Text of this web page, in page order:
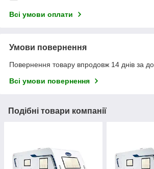
Всі умови оплати
Умови повернення
Повернення товару впродовж 14 днів за
Всі умови повернення
Подібні товари компанії